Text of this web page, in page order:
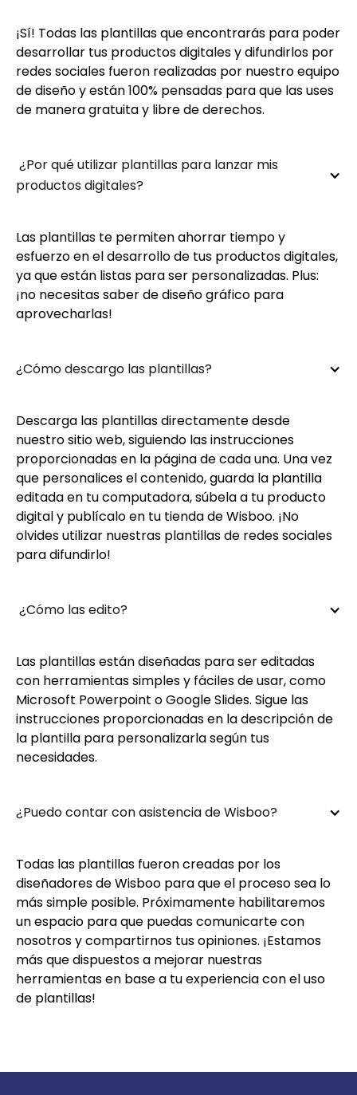
¡Sí! Todas las plantillas que encontrarás para poder
desarrollar tus productos digitales y difundirlos por
redes sociales fueron realizadas por nuestro equipo
de diseño y están 100% pensadas para que las uses
de manera gratuita y libre de derechos.
¿Por qué utilizar plantillas para lanzar mis
productos digitales?
Las plantillas te permiten ahorrar tiempo y
esfuerzo en el desarrollo de tus productos digitales,
ya que están listas para ser personalizadas. Plus:
¡no necesitas saber de diseño gráfico para
aprovecharlas!
¿Cómo descargo las plantillas?
Descarga las plantillas directamente desde
nuestro sitio web, siguiendo las instrucciones
proporcionadas en la página de cada una. Una vez
que personalices el contenido, guarda la plantilla
editada en tu computadora, súbela a tu producto
digital y publícalo en tu tienda de Wisboo. ¡No
olvides utilizar nuestras plantillas de redes sociales
para difundirlo!
¿Cómo las edito?
Las plantillas están diseñadas para ser editadas
con herramientas simples y fáciles de usar, como
Microsoft Powerpoint o Google Slides. Sigue las
instrucciones proporcionadas en la descripción de
la plantilla para personalizarla según tus
necesidades.
¿Puedo contar con asistencia de Wisboo?
Todas las plantillas fueron creadas por los
diseñadores de Wisboo para que el proceso sea lo
más simple posible. Próximamente habilitaremos
un espacio para que puedas comunicarte con
nosotros y compartirnos tus opiniones. ¡Estamos
más que dispuestos a mejorar nuestras
herramientas en base a tu experiencia con el uso
de plantillas!